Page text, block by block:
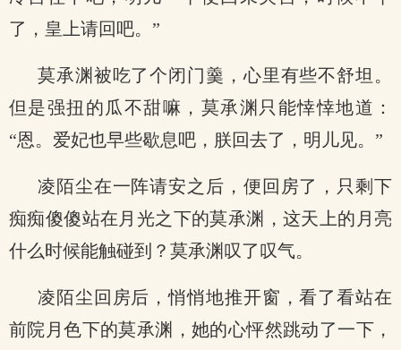
了，皇上请回吧。”
莫承渊被吃了个闭门羹，心里有些不舒坦。
但是强扭的瓜不甜嘛，莫承渊只能悻悻地道：
“恩。爱妃也早些歇息吧，朕回去了，明儿见。”
凌陌尘在一阵请安之后，便回房了，只剩下
痴痴傻傻站在月光之下的莫承渊，这天上的月亮
什么时候能触碰到？莫承渊叹了叹气。
凌陌尘回房后，悄悄地推开窗，看了看站在
前院月色下的莫承渊，她的心怦然跳动了一下，